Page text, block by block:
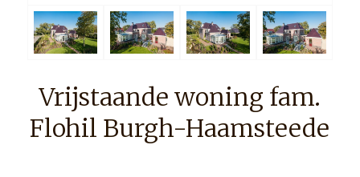
Vrijstaande woning fam.
Flohil Burgh-Haamsteede